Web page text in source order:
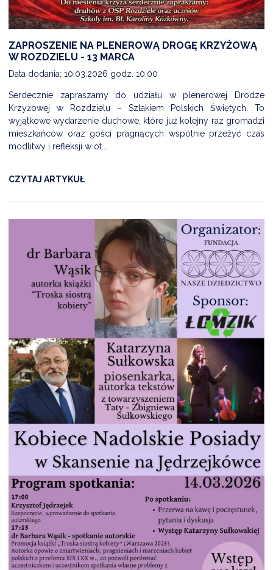
ZAPROSZENIE NA PLENEROWĄ DROGĘ KRZYŻOWĄ
W ROZDZIELU - 13 MARCA
Data dodania: 10.03.2026 godz. 10:00
Serdecznie zapraszamy do udziału w plenerowej Drodze
Krzyżowej w Rozdzielu – Szlakiem Polskich Świętych. To
wyjątkowe wydarzenie duchowe, które już kolejny raz gromadzi
mieszkańców oraz gości pragnących wspólnie przeżyć czas
modlitwy i refleksji w ot...
CZYTAJ ARTYKUŁ